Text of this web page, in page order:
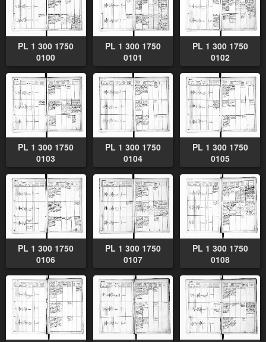
PL 1 300 1750
0100
PL 1 300 1750
0101
PL 1 300 1750
0102
PL 1 300 1750
0103
PL 1 300 1750
0104
PL 1 300 1750
0105
PL 1 300 1750
0106
PL 1 300 1750
0107
PL 1 300 1750
0108